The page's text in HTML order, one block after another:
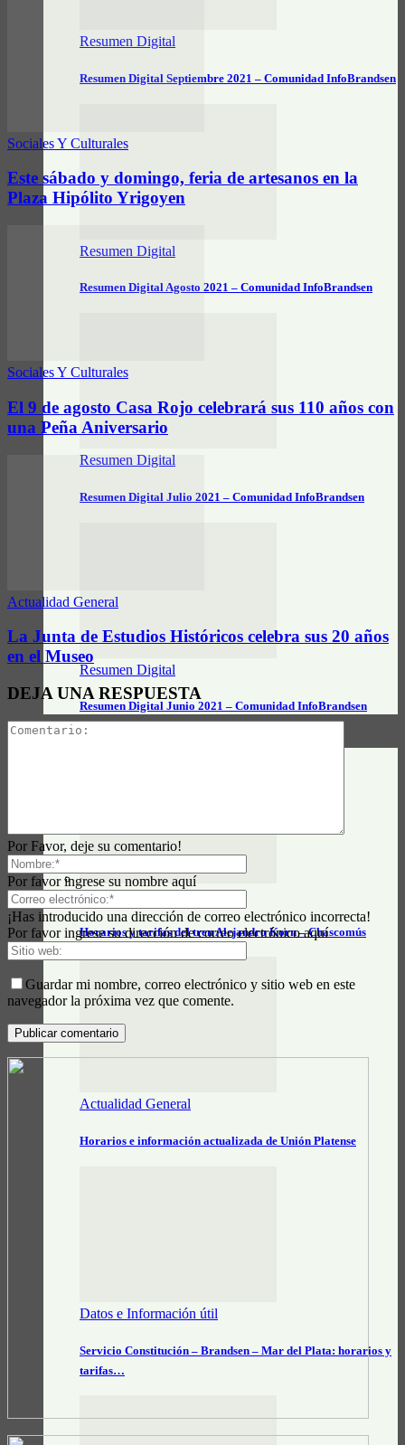
Resumen Digital
Resumen Digital Septiembre 2021 – Comunidad InfoBrandsen
Resumen Digital
Resumen Digital Agosto 2021 – Comunidad InfoBrandsen
Resumen Digital
Resumen Digital Julio 2021 – Comunidad InfoBrandsen
Resumen Digital
Resumen Digital Junio 2021 – Comunidad InfoBrandsen
Actualidad General
Horarios y tarifas del tren Alejandro Korn – Chascomús
Actualidad General
Horarios e información actualizada de Unión Platense
Datos e Información útil
Servicio Constitución – Brandsen – Mar del Plata: horarios y
tarifas…
Sociales Y Culturales
Este sábado y domingo, feria de artesanos en la
Plaza Hipólito Yrigoyen
Sociales Y Culturales
El 9 de agosto Casa Rojo celebrará sus 110 años con
una Peña Aniversario
Actualidad General
La Junta de Estudios Históricos celebra sus 20 años
en el Museo
DEJA UNA RESPUESTA
Por Favor, deje su comentario!
Por favor ingrese su nombre aquí
¡Has introducido una dirección de correo electrónico incorrecta!
Por favor ingrese su dirección de correo electrónico aquí
Guardar mi nombre, correo electrónico y sitio web en este
navegador la próxima vez que comente.